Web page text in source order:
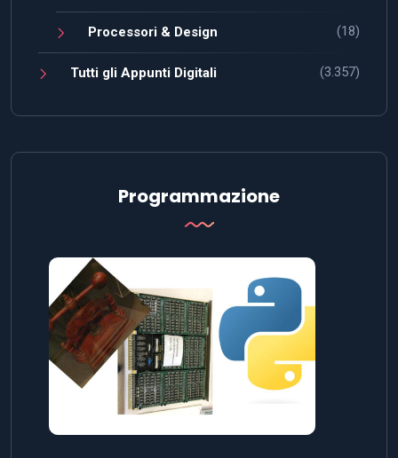
Processori & Design (18)
Tutti gli Appunti Digitali (3.357)
Programmazione